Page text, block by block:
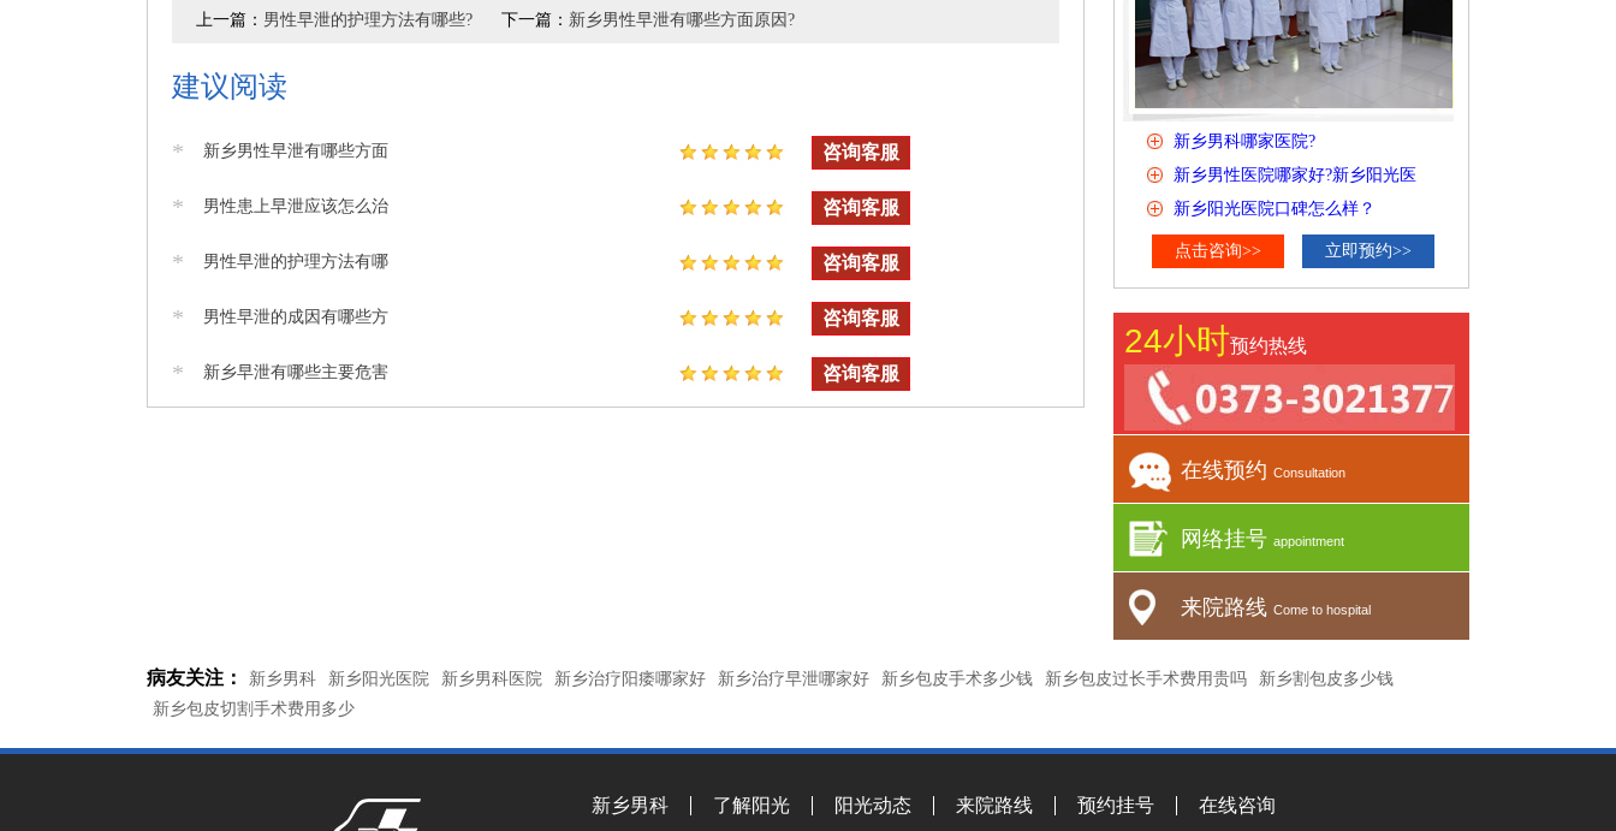
上一篇： 男性早泄的护理方法有哪些? 下一篇： 新乡男性早泄有哪些方面原因?
建议阅读
* 新乡男性早泄有哪些方面 咨询客服
* 男性患上早泄应该怎么治 咨询客服
* 男性早泄的护理方法有哪 咨询客服
* 男性早泄的成因有哪些方 咨询客服
* 新乡早泄有哪些主要危害 咨询客服
新乡男科哪家医院?
新乡男性医院哪家好?新乡阳光医
新乡阳光医院口碑怎么样？
点击咨询>> 立即预约>>
24小时预约热线
在线预约 Consultation
网络挂号 appointment
来院路线 Come to hospital
病友关注： 新乡男科 新乡阳光医院 新乡男科医院 新乡治疗阳痿哪家好 新乡治疗早泄哪家好 新乡包皮手术多少钱 新乡包皮过长手术费用贵吗
新乡割包皮多少钱
新乡包皮切割手术费用多少
新乡男科 了解阳光 阳光动态 来院路线 预约挂号 在线咨询